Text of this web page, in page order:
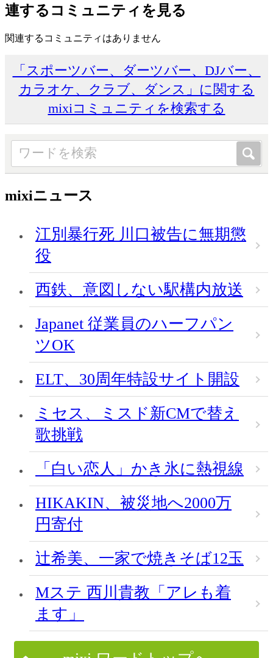
連するコミュニティを見る
関連するコミュニティはありません
「スポーツバー、ダーツバー、DJバー、
カラオケ、クラブ、ダンス」に関する
mixiコミュニティを検索する
mixiニュース
江別暴行死 川口被告に無期懲
役
西鉄、意図しない駅構内放送
Japanet 従業員のハーフパン
ツOK
ELT、30周年特設サイト開設
ミセス、ミスド新CMで替え
歌挑戦
「白い恋人」かき氷に熱視線
HIKAKIN、被災地へ2000万
円寄付
辻希美、一家で焼きそば12玉
Mステ 西川貴教「アレも着
ます」